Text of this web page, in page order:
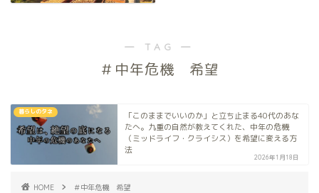
― TAG ―
＃中年危機 希望
暮らしのタネ
「このままでいいのか」と立ち止まる40代のあな
たへ。九重の自然が教えてくれた、中年の危機
（ミッドライフ・クライシス）を希望に変える方
法
2026年1月18日
HOME ＃中年危機 希望